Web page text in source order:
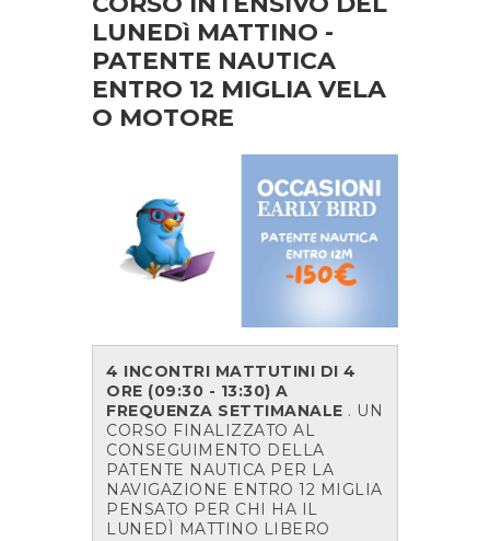
LUNEDì MATTINO -
PATENTE NAUTICA
ENTRO 12 MIGLIA VELA
O MOTORE
4 INCONTRI MATTUTINI DI 4
ORE (09:30 - 13:30) A
FREQUENZA SETTIMANALE . UN
CORSO FINALIZZATO AL
CONSEGUIMENTO DELLA
PATENTE NAUTICA PER LA
NAVIGAZIONE ENTRO 12 MIGLIA
PENSATO PER CHI HA IL
LUNEDÌ MATTINO LIBERO